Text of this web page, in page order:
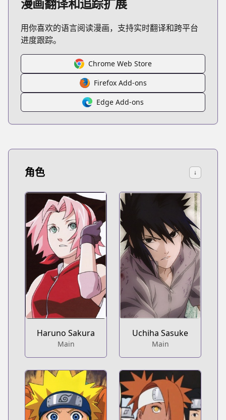
用你喜欢的语言阅读漫画，支持实时翻译和跨平台
进度跟踪。
Chrome Web Store
Firefox Add-ons
Edge Add-ons
角色 ↓
Haruno Sakura
Main
Uchiha Sasuke
Main